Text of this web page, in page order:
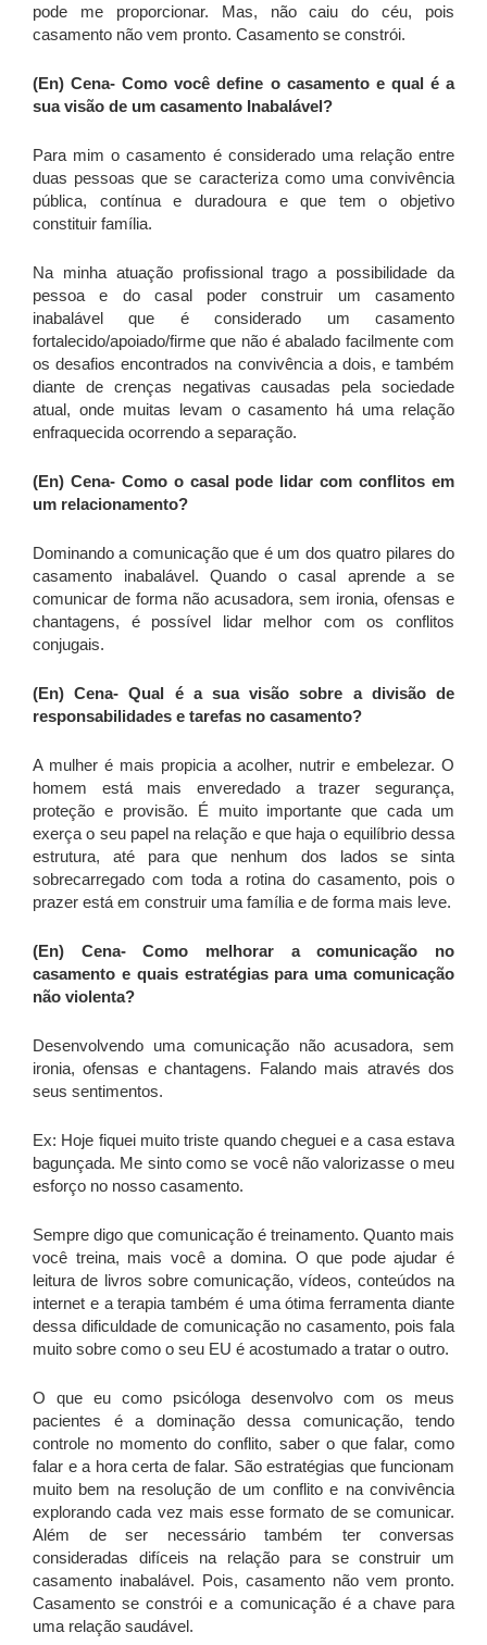
pode me proporcionar. Mas, não caiu do céu, pois
casamento não vem pronto. Casamento se constrói.
(En) Cena- Como você define o casamento e qual é a
sua visão de um casamento Inabalável?
Para mim o casamento é considerado uma relação entre
duas pessoas que se caracteriza como uma convivência
pública, contínua e duradoura e que tem o objetivo
constituir família.
Na minha atuação profissional trago a possibilidade da
pessoa e do casal poder construir um casamento
inabalável que é considerado um casamento
fortalecido/apoiado/firme que não é abalado facilmente com
os desafios encontrados na convivência a dois, e também
diante de crenças negativas causadas pela sociedade
atual, onde muitas levam o casamento há uma relação
enfraquecida ocorrendo a separação.
(En) Cena- Como o casal pode lidar com conflitos em
um relacionamento?
Dominando a comunicação que é um dos quatro pilares do
casamento inabalável. Quando o casal aprende a se
comunicar de forma não acusadora, sem ironia, ofensas e
chantagens, é possível lidar melhor com os conflitos
conjugais.
(En) Cena-Qual é a sua visão sobre a divisão de
responsabilidades e tarefas no casamento?
A mulher é mais propicia a acolher, nutrir e embelezar. O
homem está mais enveredado a trazer segurança,
proteção e provisão. É muito importante que cada um
exerça o seu papel na relação e que haja o equilíbrio dessa
estrutura, até para que nenhum dos lados se sinta
sobrecarregado com toda a rotina do casamento, pois o
prazer está em construir uma família e de forma mais leve.
(En) Cena-Como melhorar a comunicação no
casamento e quais estratégias para uma comunicação
não violenta?
Desenvolvendo uma comunicação não acusadora, sem
ironia, ofensas e chantagens. Falando mais através dos
seus sentimentos.
Ex: Hoje fiquei muito triste quando cheguei e a casa estava
bagunçada. Me sinto como se você não valorizasse o meu
esforço no nosso casamento.
Sempre digo que comunicação é treinamento. Quanto mais
você treina, mais você a domina. O que pode ajudar é
leitura de livros sobre comunicação, vídeos, conteúdos na
internet e a terapia também é uma ótima ferramenta diante
dessa dificuldade de comunicação no casamento, pois fala
muito sobre como o seu EU é acostumado a tratar o outro.
O que eu como psicóloga desenvolvo com os meus
pacientes é a dominação dessa comunicação, tendo
controle no momento do conflito, saber o que falar, como
falar e a hora certa de falar. São estratégias que funcionam
muito bem na resolução de um conflito e na convivência
explorando cada vez mais esse formato de se comunicar.
Além de ser necessário também ter conversas
consideradas difíceis na relação para se construir um
casamento inabalável. Pois, casamento não vem pronto.
Casamento se constrói e a comunicação é a chave para
uma relação saudável.